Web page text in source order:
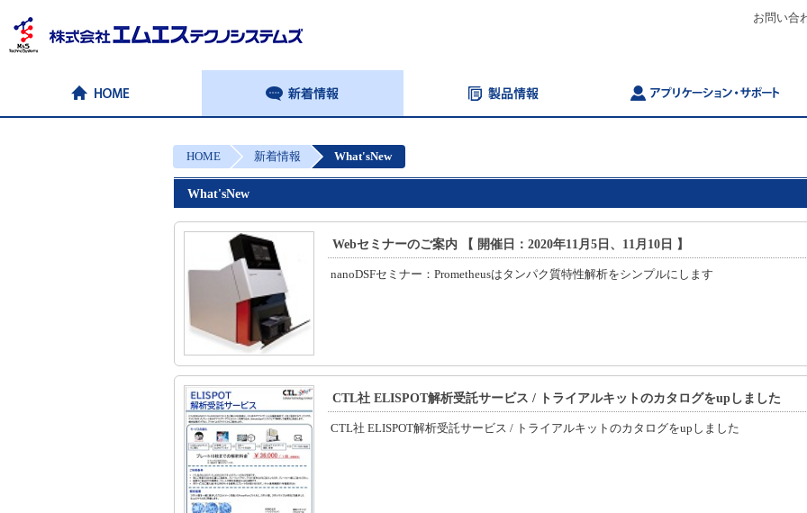
お問い合
HOME 新着情報 What'sNew
What'sNew
Webセミナーのご案内 【 開催日：2020年11月5日、11月10日 】
nanoDSFセミナー：Prometheusはタンパク質特性解析をシンプルにします
CTL社 ELISPOT解析受託サービス / トライアルキットのカタログをupしました
CTL社 ELISPOT解析受託サービス / トライアルキットのカタログをupしました